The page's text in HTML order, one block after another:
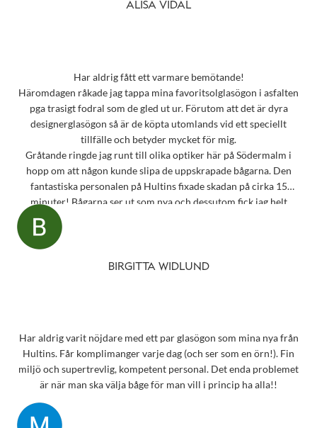
ALISA VIDAL
Har aldrig fått ett varmare bemötande!
Häromdagen råkade jag tappa mina favoritsolglasögon i asfalten
pga trasigt fodral som de gled ut ur. Förutom att det är dyra
designerglasögon så är de köpta utomlands vid ett speciellt
tillfälle och betyder mycket för mig.
Gråtande ringde jag runt till olika optiker här på Södermalm i
hopp om att någon kunde slipa de uppskrapade bågarna. Den
fantastiska personalen på Hultins fixade skadan på cirka 15
minuter! Bågarna ser ut som nya och dessutom fick jag helt
oväntat en underbar gåva – ett sprillans nytt fodral från samma
märke som mina solglasögon! Vilken fantastisk service! Kommer
Snart behöver jag boka tid för en synundersökning och jag vet
BIRGITTA WIDLUND
Har aldrig varit nöjdare med ett par glasögon som mina nya från
Hultins. Får komplimanger varje dag (och ser som en örn!). Fin
miljö och supertrevlig, kompetent personal. Det enda problemet
är när man ska välja båge för man vill i princip ha alla!!